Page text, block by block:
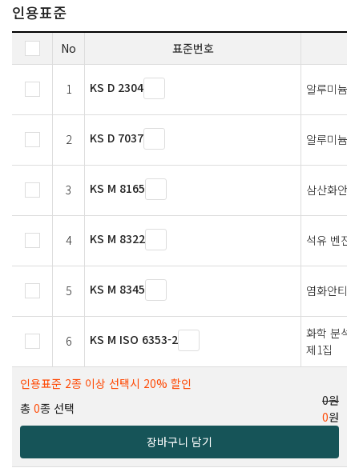
인용표준
No 표준번호
1 KS D 2304 알루미늄
2 KS D 7037 알루미늄
3 KS M 8165 삼산화안
4 KS M 8322 석유 벤진
5 KS M 8345 염화안티
6 KS M ISO 6353-2
화학 분석
제1집
인용표준 2종 이상 선택시 20% 할인
총 0종 선택
0원
0원
장바구니 담기